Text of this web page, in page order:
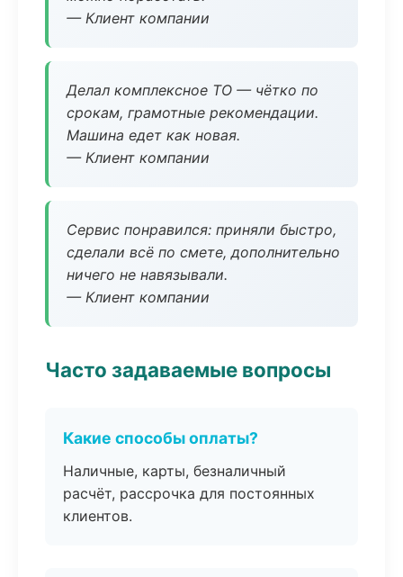
— Клиент компании
Делал комплексное ТО — чётко по
срокам, грамотные рекомендации.
Машина едет как новая.
— Клиент компании
Сервис понравился: приняли быстро,
сделали всё по смете, дополнительно
ничего не навязывали.
— Клиент компании
Часто задаваемые вопросы
Какие способы оплаты?
Наличные, карты, безналичный
расчёт, рассрочка для постоянных
клиентов.